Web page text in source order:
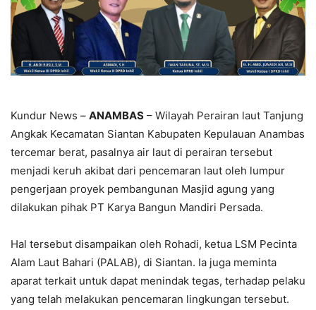
Kundur News – ANAMBAS – Wilayah Perairan laut Tanjung
Angkak Kecamatan Siantan Kabupaten Kepulauan Anambas
tercemar berat, pasalnya air laut di perairan tersebut
menjadi keruh akibat dari pencemaran laut oleh lumpur
pengerjaan proyek pembangunan Masjid agung yang
dilakukan pihak PT Karya Bangun Mandiri Persada.
Hal tersebut disampaikan oleh Rohadi, ketua LSM Pecinta
Alam Laut Bahari (PALAB), di Siantan. Ia juga meminta
aparat terkait untuk dapat menindak tegas, terhadap pelaku
yang telah melakukan pencemaran lingkungan tersebut.